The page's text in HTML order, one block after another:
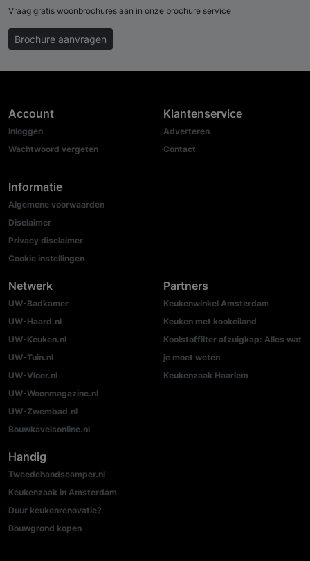
Vraag gratis woonbrochures aan in onze brochure service
Brochure aanvragen
Account
Inloggen
Wachtwoord vergeten
Informatie
Algemene voorwaarden
Disclaimer
Privacy disclaimer
Cookie instellingen
Klantenservice
Adverteren
Contact
Netwerk
UW-Badkamer
UW-Haard.nl
UW-Keuken.nl
UW-Tuin.nl
UW-Vloer.nl
UW-Woonmagazine.nl
UW-Zwembad.nl
Bouwkavelsonline.nl
Partners
Keukenwinkel Amsterdam
Keuken met kookeiland
Koolstoffilter afzuigkap: Alles wat
je moet weten
Keukenzaak Haarlem
Handig
Tweedehandscamper.nl
Keukenzaak in Amsterdam
Duur keukenrenovatie?
Bouwgrond kopen